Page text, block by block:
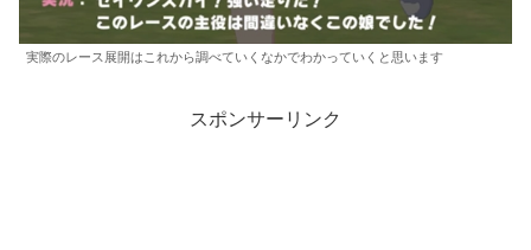
実際のレース展開はこれから調べていくなかでわかっていくと思います
スポンサーリンク